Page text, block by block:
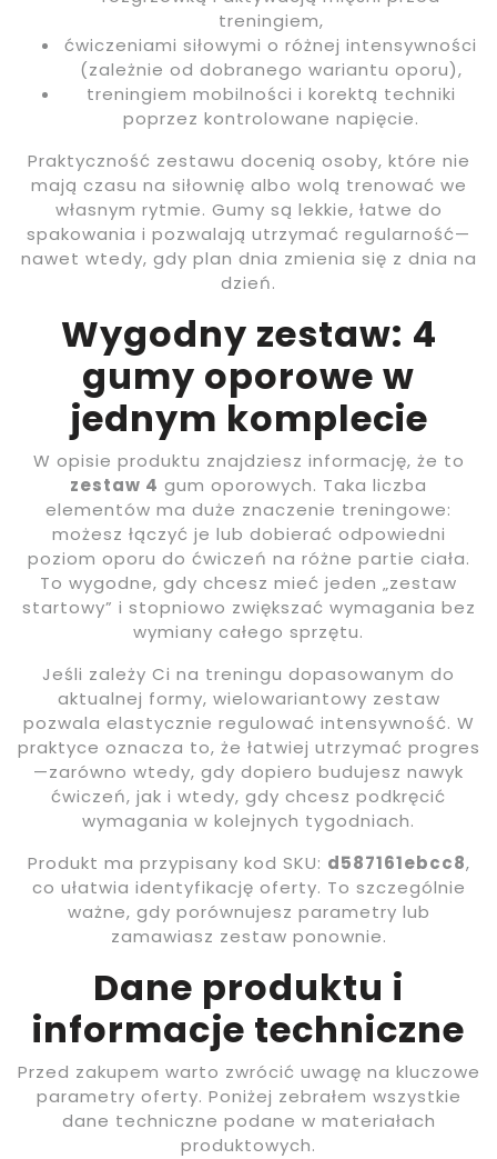
treningiem,
ćwiczeniami siłowymi o różnej intensywności
(zależnie od dobranego wariantu oporu),
treningiem mobilności i korektą techniki
poprzez kontrolowane napięcie.
Praktyczność zestawu docenią osoby, które nie
mają czasu na siłownię albo wolą trenować we
własnym rytmie. Gumy są lekkie, łatwe do
spakowania i pozwalają utrzymać regularność—
nawet wtedy, gdy plan dnia zmienia się z dnia na
dzień.
Wygodny zestaw: 4
gumy oporowe w
jednym komplecie
W opisie produktu znajdziesz informację, że to
zestaw 4 gum oporowych. Taka liczba
elementów ma duże znaczenie treningowe:
możesz łączyć je lub dobierać odpowiedni
poziom oporu do ćwiczeń na różne partie ciała.
To wygodne, gdy chcesz mieć jeden „zestaw
startowy” i stopniowo zwiększać wymagania bez
wymiany całego sprzętu.
Jeśli zależy Ci na treningu dopasowanym do
aktualnej formy, wielowariantowy zestaw
pozwala elastycznie regulować intensywność. W
praktyce oznacza to, że łatwiej utrzymać progres
—zarówno wtedy, gdy dopiero budujesz nawyk
ćwiczeń, jak i wtedy, gdy chcesz podkręcić
wymagania w kolejnych tygodniach.
Produkt ma przypisany kod SKU: d587161ebcc8,
co ułatwia identyfikację oferty. To szczególnie
ważne, gdy porównujesz parametry lub
zamawiasz zestaw ponownie.
Dane produktu i
informacje techniczne
Przed zakupem warto zwrócić uwagę na kluczowe
parametry oferty. Poniżej zebrałem wszystkie
dane techniczne podane w materiałach
produktowych.